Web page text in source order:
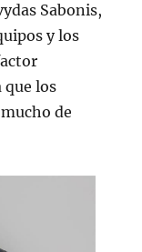
Sabonis,
y los
que los
de